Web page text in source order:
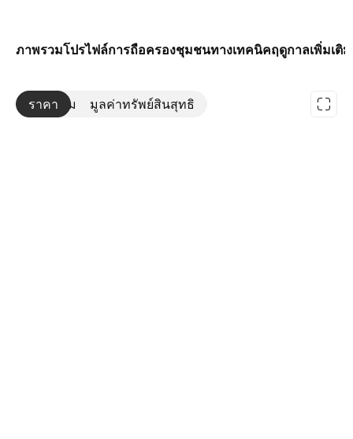
ภาพรวมโปรไฟล์การถือครองชุมชนทางเทคนิคฤดูกาลเพิ่มเติม
ราคา มูลค่าทรัพย์สินสุทธิ
เพิ่มเติม